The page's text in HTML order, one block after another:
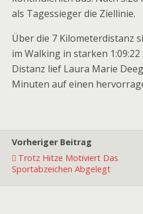
als Tagessieger die Ziellinie.
Über die 7 Kilometerdistanz
im Walking in starken
Distanz lief Laura Marie
Minuten auf einen
Vorheriger Beitrag
Trotz Hitze Motiviert Das
Sportabzeichen Abgelegt